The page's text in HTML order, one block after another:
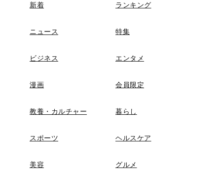
新着 ランキング
ニュース 特集
ビジネス エンタメ
漫画 会員限定
教養・カルチャー 暮らし
スポーツ ヘルスケア
美容 グルメ